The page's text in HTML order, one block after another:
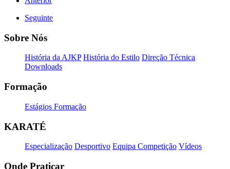
Seguinte
Sobre Nós
História da AJKP História do Estilo Direção Técnica
Downloads
Formação
Estágios Formação
KARATÉ
Especialização Desportivo Equipa Competição Vídeos
Onde Praticar